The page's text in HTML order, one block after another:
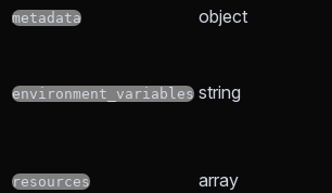
metadata object
environment_variables string
resources array